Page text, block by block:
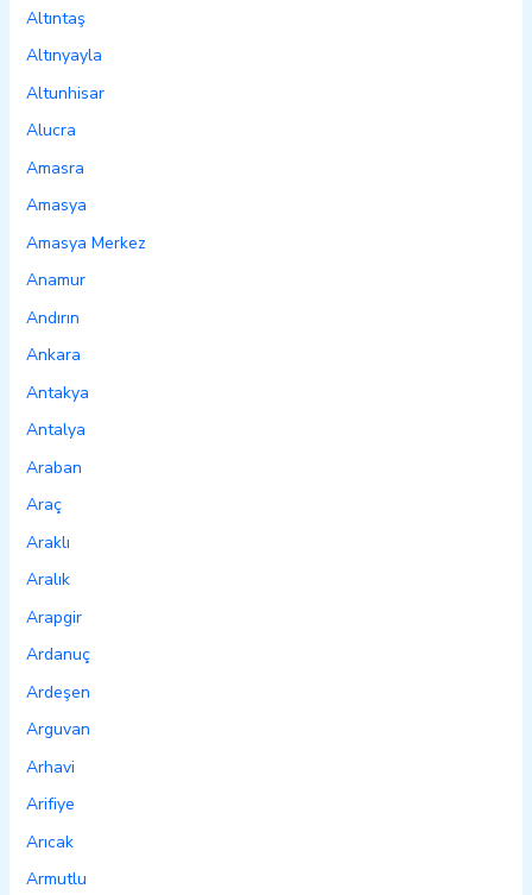
Altıntaş
Altınyayla
Altunhisar
Alucra
Amasra
Amasya
Amasya Merkez
Anamur
Andırın
Ankara
Antakya
Antalya
Araban
Araç
Araklı
Aralık
Arapgir
Ardanuç
Ardeşen
Arguvan
Arhavi
Arifiye
Arıcak
Armutlu